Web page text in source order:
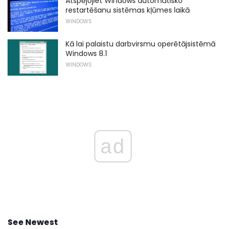
restartēšanu sistēmas kļūmes laikā
WINDOWS
Kā lai palaistu darbvirsmu operētājsistēmā
Windows 8.1
WINDOWS
ad
See Newest